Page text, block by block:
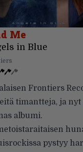
Me
in Blue
Frontiers
timantteja, ja
albumi.
pystyy